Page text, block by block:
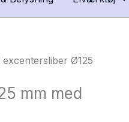
Ø125
mm med